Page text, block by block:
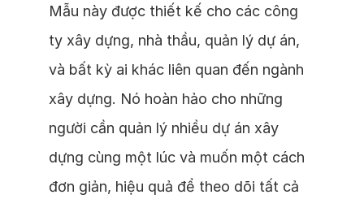
Mẫu này được thiết kế cho các công
ty xây dựng, nhà thầu, quản lý dự án,
và bất kỳ ai khác liên quan đến ngành
xây dựng. Nó hoàn hảo cho những
người cần quản lý nhiều dự án xây
dựng cùng một lúc và muốn một cách
đơn giản, hiệu quả để theo dõi tất cả